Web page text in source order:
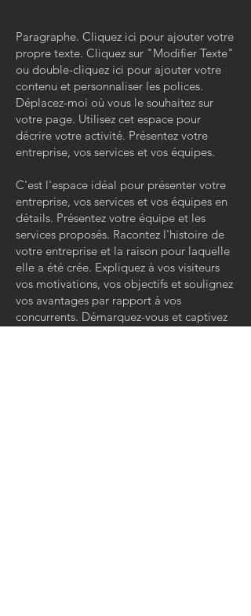
Paragraphe. Cliquez ici pour ajouter votre
propre texte. Cliquez sur "Modifier Texte"
ou double-cliquez ici pour ajouter votre
contenu et personnaliser les polices.
Déplacez-moi où vous le souhaitez sur
votre page. Utilisez cet espace pour
décrire votre activité. Présentez votre
entreprise, vos services et vos équipes.
C'est l'espace idéal pour présenter votre
entreprise, vos services et vos équipes en
détails. Présentez votre équipe et les
services proposés. Racontez l'histoire de
votre entreprise et la raison pour laquelle
elle a été crée. Expliquez à vos visiteurs
vos motivations, vos objectifs et soulignez
vos avantages par rapport à vos
concurrents. Démarquez-vous et captivez